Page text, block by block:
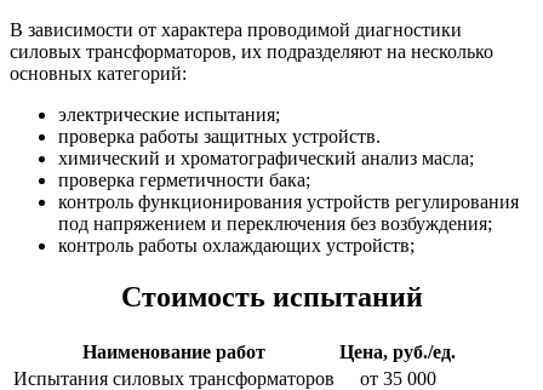
В зависимости от характера проводимой диагностики
силовых трансформаторов, их подразделяют на несколько
основных категорий:
электрические испытания;
проверка работы защитных устройств.
химический и хроматографический анализ масла;
проверка герметичности бака;
контроль функционирования устройств регулирования
под напряжением и переключения без возбуждения;
контроль работы охлаждающих устройств;
Стоимость испытаний
Наименование работ
Цена, руб./ед.
Испытания силовых трансформаторов
от 35 000